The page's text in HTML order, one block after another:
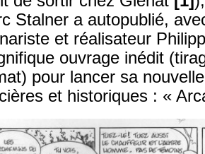
Stalner a autopublié,
et réalisateur
ouvrage inédit
pour lancer sa
et historiques : «